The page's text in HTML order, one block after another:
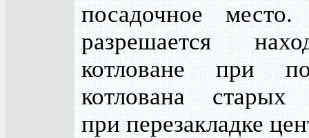
посадочное
разрешается
котловане при
котлована старых
при перезакладке